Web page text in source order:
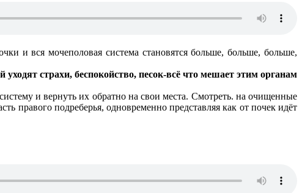
и вся мочеполовая система становятся больше, больше, больше,
страхи, беспокойство, песок-всё что мешает этим органам
и вернуть их обратно на свои места. Смотреть. на очищенные
правого подреберья, одновременно представляя как от почек идёт